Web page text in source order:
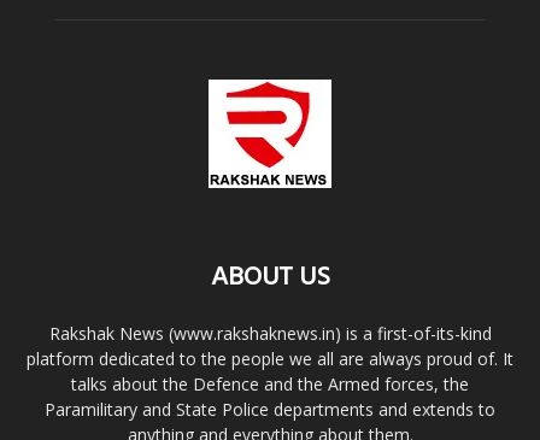
ABOUT US
Rakshak News (www.rakshaknews.in) is a first-of-its-kind
platform dedicated to the people we all are always proud of. It
talks about the Defence and the Armed forces, the
Paramilitary and State Police departments and extends to
anything and everything about them.